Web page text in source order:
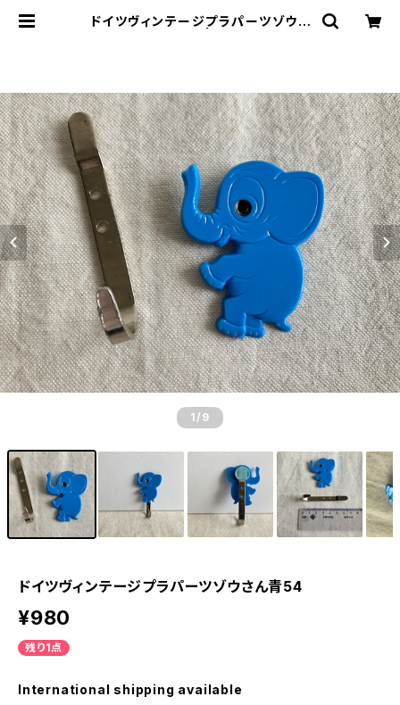
ドイツヴィンテージプラパーツゾウさ
1 /9
ドイツヴィンテージプラパーツゾウさん青54
¥980
残り1点
International shipping available